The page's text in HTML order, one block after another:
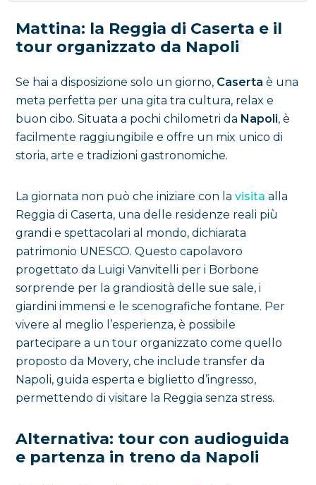
Mattina: la Reggia di Caserta e il
tour organizzato da Napoli
Se hai a disposizione solo un giorno, Caserta è una
meta perfetta per una gita tra cultura, relax e
buon cibo. Situata a pochi chilometri da Napoli, è
facilmente raggiungibile e offre un mix unico di
storia, arte e tradizioni gastronomiche.
La giornata non può che iniziare con la visita alla
Reggia di Caserta, una delle residenze reali più
grandi e spettacolari al mondo, dichiarata
patrimonio UNESCO. Questo capolavoro
progettato da Luigi Vanvitelli per i Borbone
sorprende per la grandiosità delle sue sale, i
giardini immensi e le scenografiche fontane. Per
vivere al meglio l’esperienza, è possibile
partecipare a un tour organizzato come quello
proposto da Movery, che include transfer da
Napoli, guida esperta e biglietto d’ingresso,
permettendo di visitare la Reggia senza stress.
Alternativa: tour con audioguida
e partenza in treno da Napoli